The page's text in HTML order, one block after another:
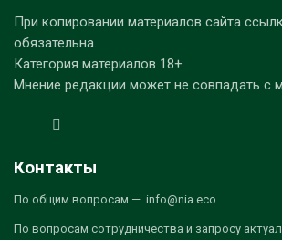
При копировании материалов сайта
обязательна.
Категория материалов 18+
Мнение редакции может не совпадать с
Контакты
По общим вопросам — info@nia.eco
По вопросам сотрудничества и запросу